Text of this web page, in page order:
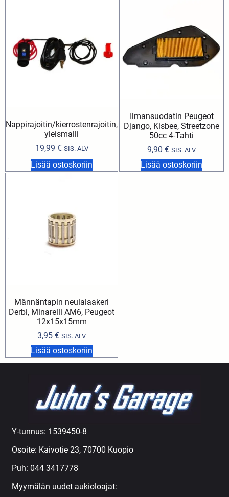
Nappirajoitin/kierrostenrajoitin,
yleismalli
19,99 € SIS. ALV
Lisää ostoskoriin
Ilmansuodatin Peugeot
Django, Kisbee, Streetzone
50cc 4-Tahti
9,90 € SIS. ALV
Lisää ostoskoriin
Männäntapin neulalaakeri
Derbi, Minarelli AM6, Peugeot
12x15x15mm
3,95 € SIS. ALV
Lisää ostoskoriin
Y-tunnus: 1539450-8
Osoite: Kaivotie 23, 70700 Kuopio
Puh: 044 3417778
Myymälän uudet aukioloajat: